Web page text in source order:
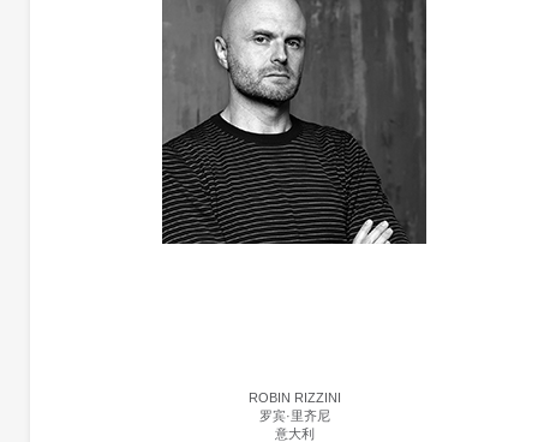
ROBIN RIZZINI
罗宾·里齐尼
意大利